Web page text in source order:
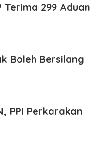
Terima 299 Aduan
Boleh Bersilang
PPI Perkarakan